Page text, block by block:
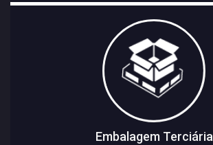
Embalagem Terciária